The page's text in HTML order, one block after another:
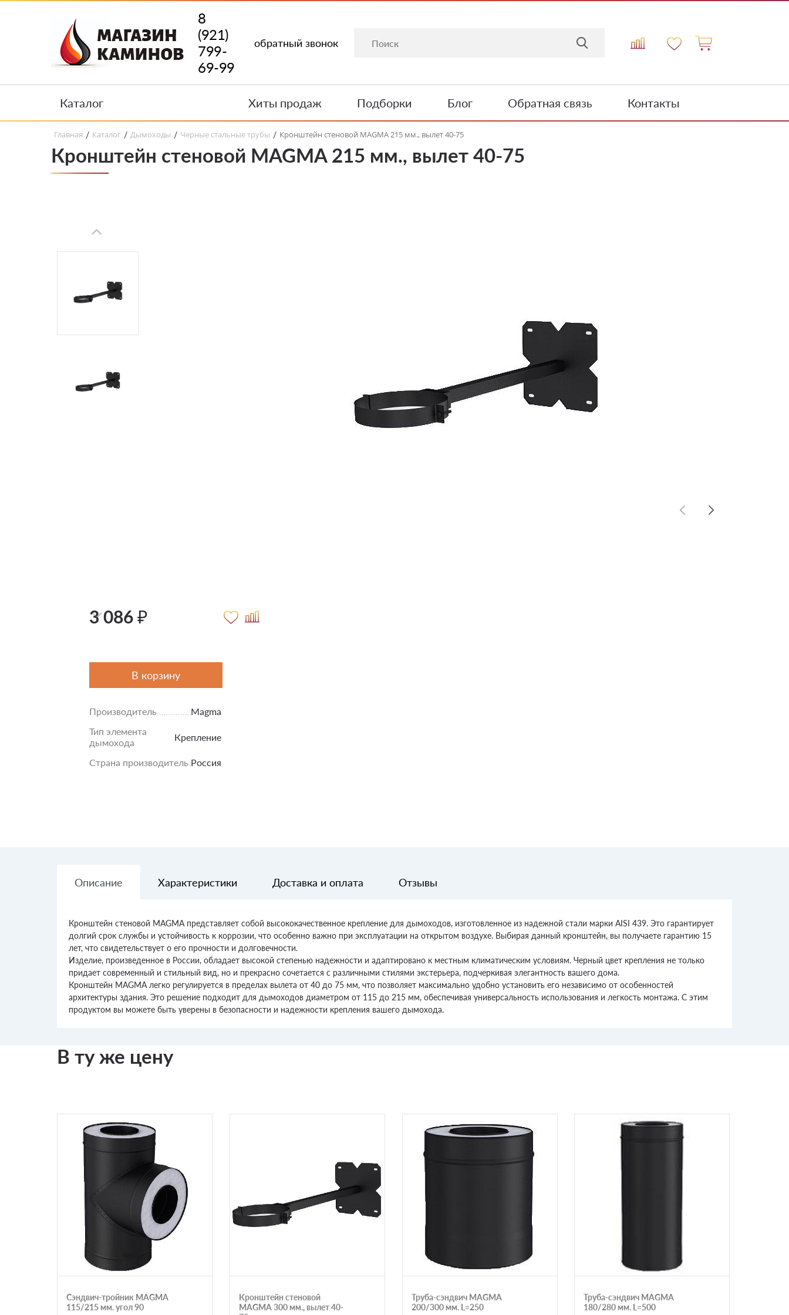
8
(921)
799-
69-99
обратный звонок
Каталог Хиты продаж Подборки Блог Обратная связь Контакты
Главная / Каталог / Дымоходы / Черные стальные трубы / Кронштейн стеновой MAGMA 215 мм., вылет 40-75
Кронштейн стеновой MAGMA 215 мм., вылет 40-75
3 086 ₽
В корзину
Производитель
Magma
Тип элемента
дымохода
Крепление
Страна производитель Россия
Описание Характеристики Доставка и оплата Отзывы
Кронштейн стеновой MAGMA представляет собой высококачественное крепление для дымоходов, изготовленное из надежной стали марки AISI 439. Это гарантирует
долгий срок службы и устойчивость к коррозии, что особенно важно при эксплуатации на открытом воздухе. Выбирая данный кронштейн, вы получаете гарантию 15
лет, что свидетельствует о его прочности и долговечности.
Изделие, произведенное в России, обладает высокой степенью надежности и адаптировано к местным климатическим условиям. Черный цвет крепления не только
придает современный и стильный вид, но и прекрасно сочетается с различными стилями экстерьера, подчеркивая элегантность вашего дома.
Кронштейн MAGMA легко регулируется в пределах вылета от 40 до 75 мм, что позволяет максимально удобно установить его независимо от особенностей
архитектуры здания. Это решение подходит для дымоходов диаметром от 115 до 215 мм, обеспечивая универсальность использования и легкость монтажа. С этим
продуктом вы можете быть уверены в безопасности и надежности крепления вашего дымохода.
В ту же цену
Сэндвич-тройник MAGMA
115/215 мм. угол 90
Кронштейн стеновой
MAGMA 300 мм., вылет 40-
Труба-сэндвич MAGMA
200/300 мм. L=250
Труба-сэндвич MAGMA
180/280 мм. L=500